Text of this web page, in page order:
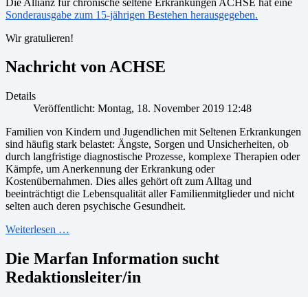
Sonderausgabe zum 15-jährigen Bestehen herausgegeben.
Wir gratulieren!
Nachricht von ACHSE
Details
Veröffentlicht: Montag, 18. November 2019 12:48
Familien von Kindern und Jugendlichen mit Seltenen Erkrankungen
sind häufig stark belastet: Ängste, Sorgen und Unsicherheiten, ob
durch langfristige diagnostische Prozesse, komplexe Therapien oder
Kämpfe, um Anerkennung der Erkrankung oder
Kostenübernahmen. Dies alles gehört oft zum Alltag und
beeinträchtigt die Lebensqualität aller Familienmitglieder und nicht
selten auch deren psychische Gesundheit.
Weiterlesen …
Die Marfan Information sucht
Redaktionsleiter/in